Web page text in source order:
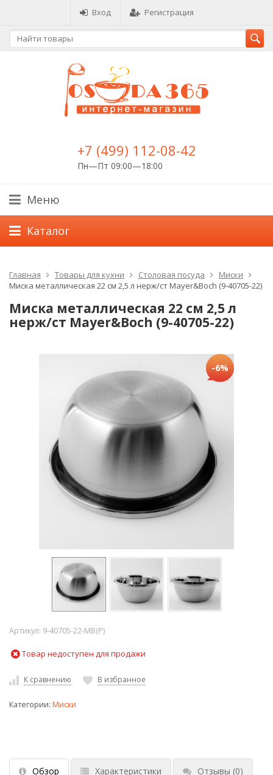
Вход Регистрация
+7 (499) 112-08-42
Пн—Пт 09:00—18:00
Меню
Каталог
Главная Товары для кухни Столовая посуда
Миски
Миска металлическая 22 см 2,5 л нерж/ст Mayer&Boch (9-40705-22)
Миска металлическая 22 см 2,5 л
нерж/ст Mayer&Boch (9-40705-22)
-6%
Артикул: 9-40705-22-MB(P)
Товар недоступен для продажи
К сравнению В избранное
Категории: Миски
Обзор Характеристики Отзывы (0)